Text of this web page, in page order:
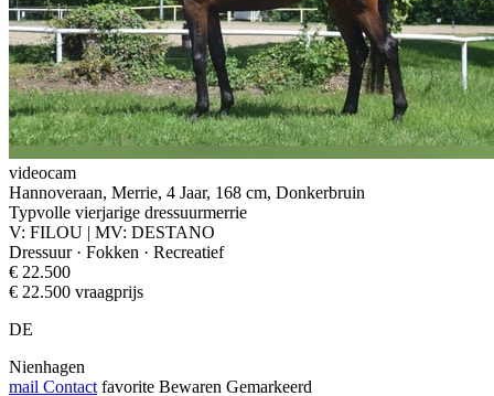
videocam
Hannoveraan, Merrie, 4 Jaar, 168 cm, Donkerbruin
Typvolle vierjarige dressuurmerrie
V: FILOU | MV: DESTANO
Dressuur · Fokken · Recreatief
€ 22.500
€ 22.500 vraagprijs
DE
Nienhagen
mail Contact favorite Bewaren Gemarkeerd